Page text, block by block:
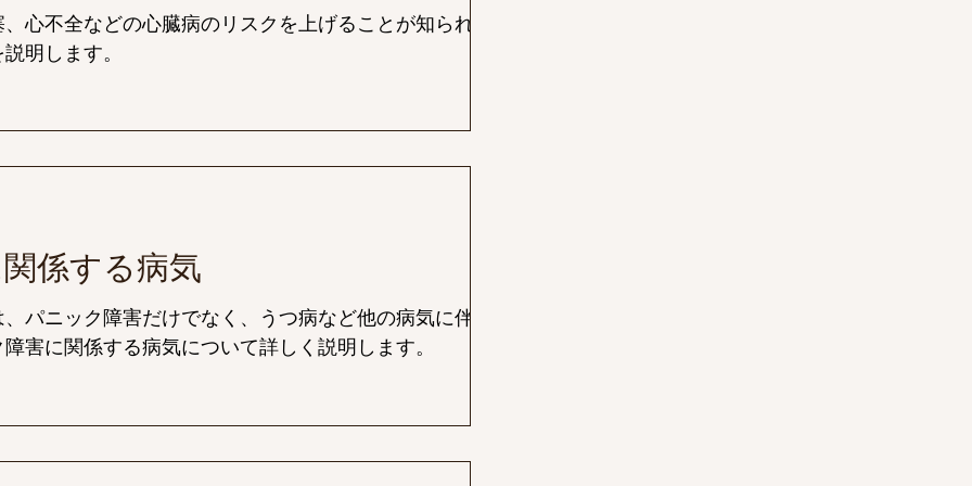
心不全などの心臓病のリスクを上げることが知られて
明します。
係する病気
パニック障害だけでなく、うつ病など他の病気に伴う
害に関係する病気について詳しく説明します。